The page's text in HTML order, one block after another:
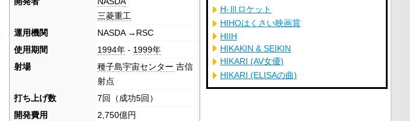
三菱重工
運用機関
NASDA →RSC
使用期間
1994年 - 1999年
射場
種子島宇宙センター 吉信
射点
打ち上げ数
7回（成功5回）
開発費用
2,750億円
H-Ⅲロケット
HIHOはくさい映画賞
HIIH
HIKAKIN & SEIKIN
HIKARI (AV女優)
HIKARI (ELISAの曲)